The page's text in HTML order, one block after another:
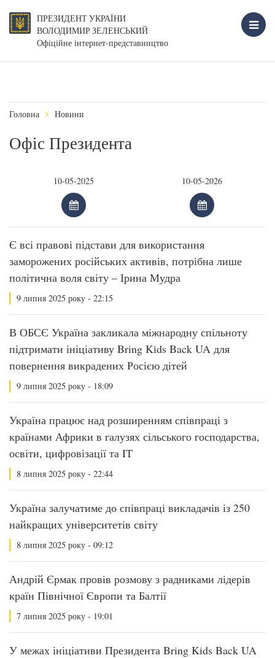
ПРЕЗИДЕНТ УКРАЇНИ
ВОЛОДИМИР ЗЕЛЕНСЬКИЙ
Офіційне інтернет-представництво
Головна Новини
Офіс Президента
Є всі правові підстави для використання
заморожених російських активів, потрібна лише
політична воля світу – Ірина Мудра
9 липня 2025 року - 22:15
В ОБСЄ Україна закликала міжнародну спільноту
підтримати ініціативу Bring Kids Back UA для
повернення викрадених Росією дітей
9 липня 2025 року - 18:09
Україна працює над розширенням співпраці з
країнами Африки в галузях сільського господарства,
освіти, цифровізації та IT
8 липня 2025 року - 22:44
Україна залучатиме до співпраці викладачів із 250
найкращих університетів світу
8 липня 2025 року - 09:12
Андрій Єрмак провів розмову з радниками лідерів
країн Північної Європи та Балтії
7 липня 2025 року - 19:01
У межах ініціативи Президента Bring Kids Back UA